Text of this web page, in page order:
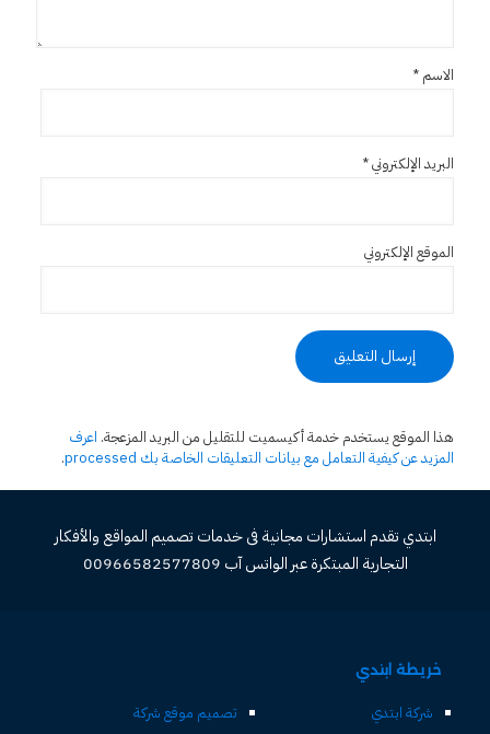
الاسم *
البريد الإلكتروني*
الموقع الإلكتروني
هذا الموقع يستخدم خدمة أكيسميت للتقليل من البريد المزعجة. اعرف
المزيد عن كيفية التعامل مع بيانات التعليقات الخاصة بك processed
.
ابتدي تقدم استشارات مجانية فى خدمات تصميم المواقع والأفكار
التجارية المبتكرة عبر الواتس آب 00966582577809
خريطة ابتدي
شركة ابتدي
تصميم موقع شركة